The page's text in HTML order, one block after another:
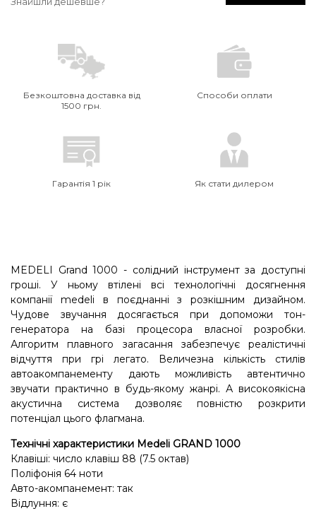
Безкоштовна доставка від
1500 грн.
Способи оплати
Гарантія 1 рік Як стати дилером
MEDELI Grand 1000 - солідний інструмент за доступні
гроші. У ньому втілені всі технологічні досягнення
компанії medeli в поєднанні з розкішним дизайном.
Чудове звучання досягається при допоможи тон-
генератора на базі процесора власної розробки.
Алгоритм плавного загасання забезпечує реалістичні
відчуття при грі легато. Величезна кількість стилів
автоакомпанементу дають можливість автентично
звучати практично в будь-якому жанрі. А високоякісна
акустична система дозволяє повністю розкрити
потенціал цього флагмана.
Технічні характеристики Medeli GRAND 1000
Клавіші: число клавіш 88 (7.5 октав)
Поліфонія 64 ноти
Авто-акомпанемент: так
Відлуння: є